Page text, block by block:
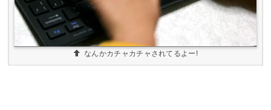
なんかカチャカチャされてるよー!